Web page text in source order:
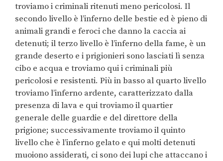
troviamo i criminali ritenuti meno pericolosi. Il
secondo livello è l’inferno delle bestie ed è pieno di
animali grandi e feroci che danno la caccia ai
detenuti; il terzo livello è l’inferno della fame, è un
grande deserto e i prigionieri sono lasciati lì senza
cibo e acqua e troviamo qui i criminali più
pericolosi e resistenti. Più in basso al quarto livello
troviamo l’inferno ardente, caratterizzato dalla
presenza di lava e qui troviamo il quartier
generale delle guardie e del direttore della
prigione; successivamente troviamo il quinto
livello che è l’inferno gelato e qui molti detenuti
muoiono assiderati, ci sono dei lupi che attaccano i